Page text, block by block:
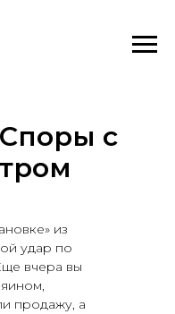
с
из
удар по
вчера вы
продажу, а